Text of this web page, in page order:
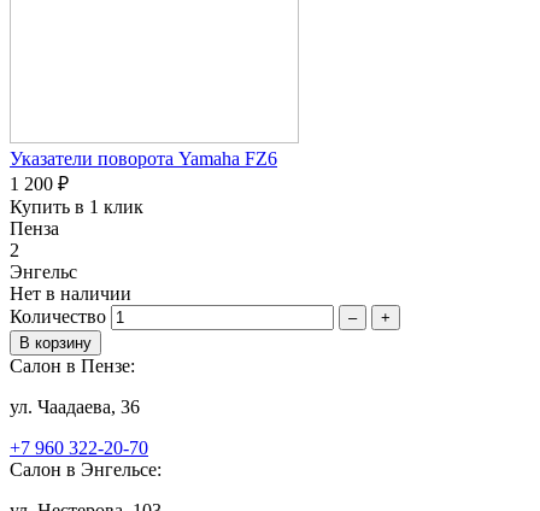
Указатели поворота Yamaha FZ6
1 200 ₽
Купить в 1 клик
Пенза
2
Энгельс
Нет в наличии
Количество
– +
Салон в Пензе:
ул. Чаадаева, 36
+7 960 322-20-70
Салон в Энгельсе: